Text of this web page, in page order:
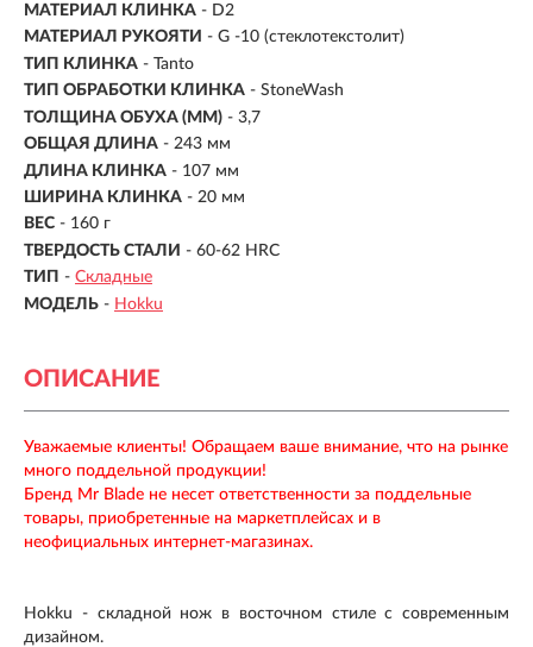
МАТЕРИАЛ КЛИНКА - D2
МАТЕРИАЛ РУКОЯТИ - G -10 (стеклотекстолит)
ТИП КЛИНКА - Tanto
ТИП ОБРАБОТКИ КЛИНКА - StoneWash
ТОЛЩИНА ОБУХА (ММ) - 3,7
ОБЩАЯ ДЛИНА - 243 мм
ДЛИНА КЛИНКА - 107 мм
ШИРИНА КЛИНКА - 20 мм
ВЕС - 160 г
ТВЕРДОСТЬ СТАЛИ - 60-62 HRC
ТИП - Складные
МОДЕЛЬ - Hokku
ОПИСАНИЕ
Уважаемые клиенты! Обращаем ваше внимание, что на рынке
много поддельной продукции!
Бренд Mr Blade не несет ответственности за поддельные
товары, приобретенные на маркетплейсах и в
неофициальных интернет-магазинах.
Hokku - складной нож в восточном стиле с современным
дизайном.